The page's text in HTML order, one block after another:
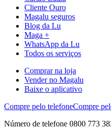
Cliente Ouro
Magalu seguros
Blog da Lu
Maga +
WhatsApp da Lu
Todos os serviços
Comprar na loja
Vender no Magalu
Baixe o aplicativo
Compre pelo telefoneCompre
Número de telefone 0800 773